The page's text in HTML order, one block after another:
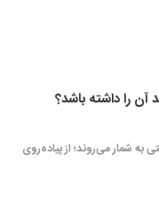
را داشته باشد؟
شمار می‌روند؛ از پیاده‌روی